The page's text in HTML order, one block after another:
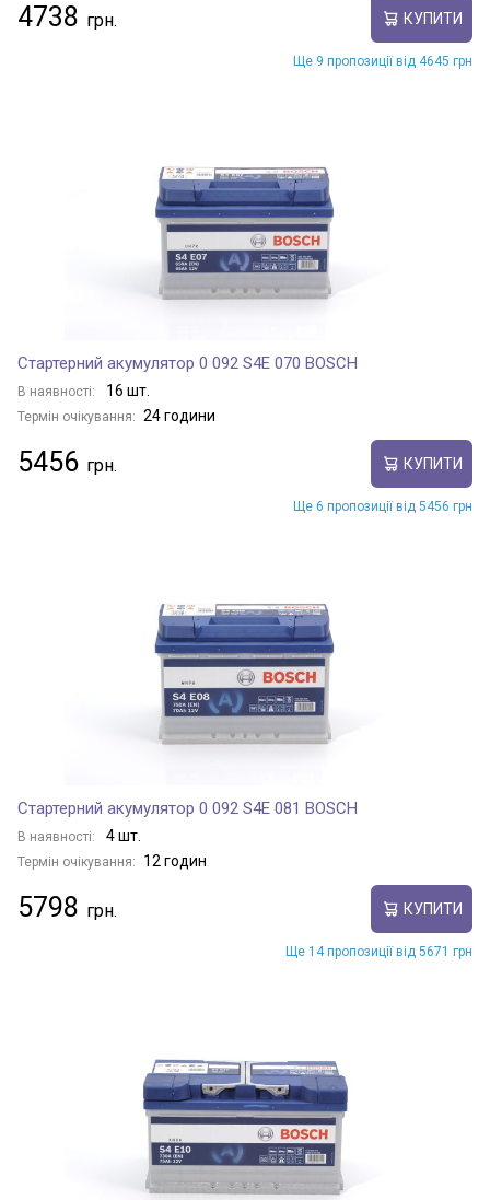
4738 КУПИТИ
Ще 9 пропозиції від 4645 грн
Стартерний акумулятор 0 092 S4E 070 BOSCH
В наявності: 16 шт.
Термін очікування: 24 години
5456 КУПИТИ
Ще 6 пропозиції від 5456 грн
Стартерний акумулятор 0 092 S4E 081 BOSCH
В наявності: 4 шт.
Термін очікування: 12 годин
5798 КУПИТИ
Ще 14 пропозиції від 5671 грн